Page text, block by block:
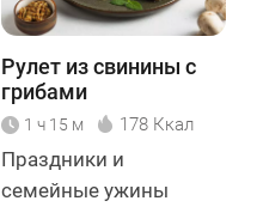
Рулет из свинины с
грибами
1 ч 15 м 178 Ккал
Праздники и
семейные ужины